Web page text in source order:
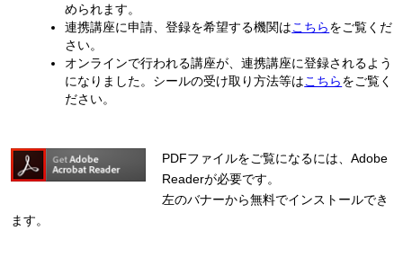
められます。
連携講座に申請、登録を希望する機関はこちらをご覧くだ
さい。
オンラインで行われる講座が、連携講座に登録されるよう
になりました。シールの受け取り方法等はこちらをご覧く
ださい。
PDFファイルをご覧になるには、Adobe
Readerが必要です。
左のバナーから無料でインストールでき
ます。